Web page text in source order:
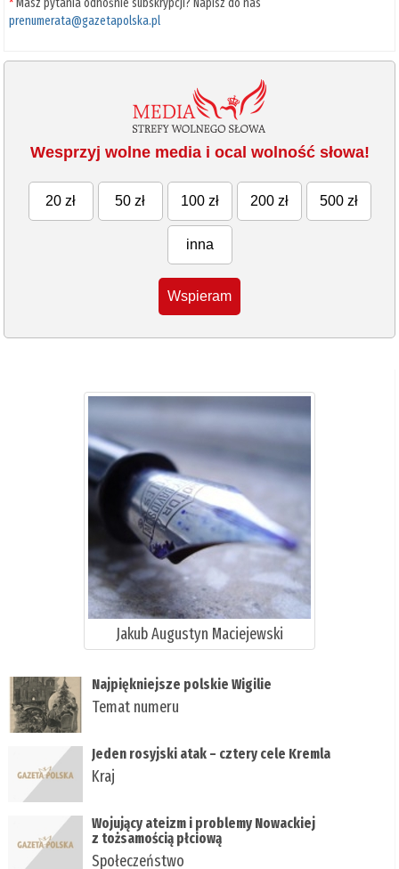
prenumerata@gazetapolska.pl
Wesprzyj wolne media i ocal wolność słowa!
20 zł 50 zł 100 zł 200 zł 500 zł
inna
Wspieram
Jakub Augustyn Maciejewski
Najpiękniejsze polskie Wigilie
Temat numeru
Jeden rosyjski atak – cztery cele Kremla
Kraj
Wojujący ateizm i problemy Nowackiej
z tożsamością płciową
Społeczeństwo